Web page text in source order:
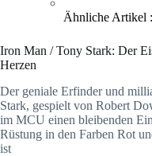
Ähnliche Artikel :
Iron Man / Tony Stark: Der
Herzen
Der geniale Erfinder und
Stark, gespielt von Robert
im MCU einen bleibenden
Rüstung in den Farben Rot
ist